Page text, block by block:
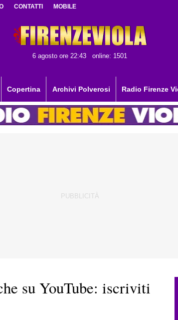
CONTATTI MOBILE
6 agosto ore 22:43 online: 1501
Copertina Archivi Polverosi Radio Firenze
su YouTube: iscriviti